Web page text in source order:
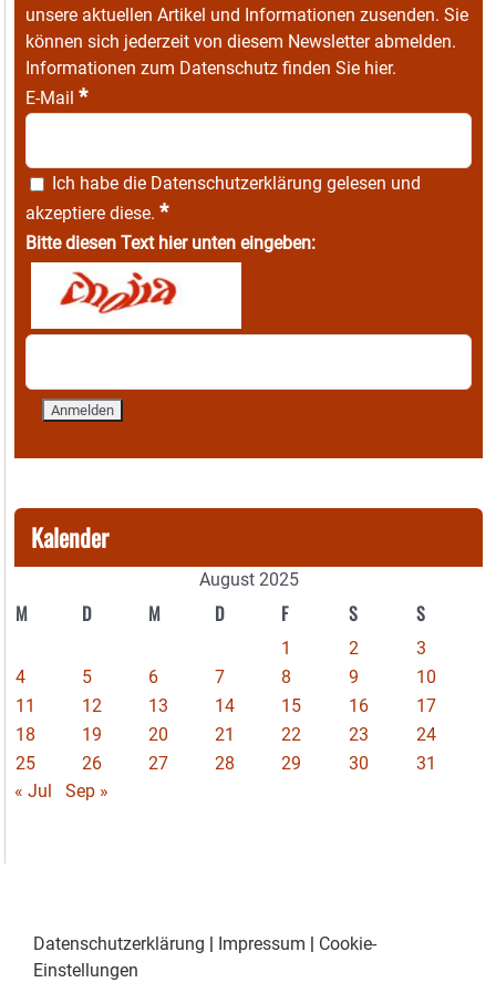
unsere aktuellen Artikel und Informationen zusenden. Sie
können sich jederzeit von diesem Newsletter abmelden.
Informationen zum Datenschutz finden Sie hier.
E-Mail *
Ich habe die Datenschutzerklärung gelesen und
akzeptiere diese. *
Bitte diesen Text hier unten eingeben:
Kalender
August 2025
M D M D F S S
1 2
3
4
5 6 7 8 9
10
11
12 13 14 15 16
17
18
19 20 21 22 23
24
25
26 27 28 29 30
31
« Jul
Sep »
Datenschutzerklärung | Impressum | Cookie-
Einstellungen